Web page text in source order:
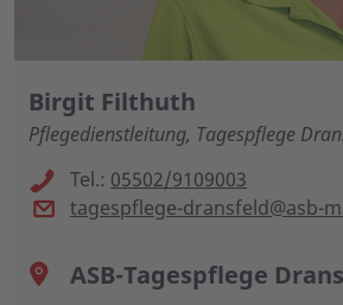
Birgit Filthuth
Pflegedienstleitung, Tagespflege
Tel.: 05502/9109003
tagespflege-dransfeld@asb-
ASB-Tagespflege